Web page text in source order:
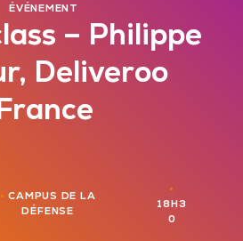
ÉVÉNEMENT
– Philippe
Deliveroo
•CAMPUS DE LA
DÉFENSE
•
18H3
0